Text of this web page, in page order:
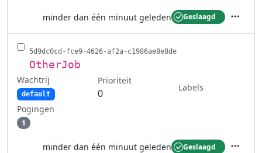
minder dan één minuut geleden Geslaagd Acties
5d9dc0cd-fce9-4626-af2a-c1986ae8e8de
OtherJob
Wachtrij
default
Prioriteit
0
Labels
Pogingen
1
minder dan één minuut geleden Geslaagd